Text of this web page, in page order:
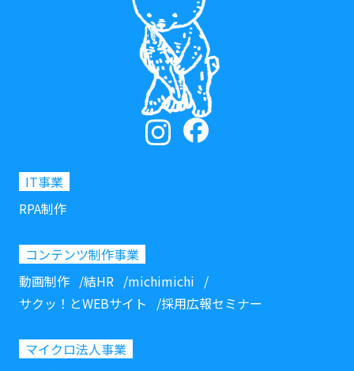
IT事業
RPA制作
コンテンツ制作事業
動画制作
結HR
michimichi
サクッ！とWEBサイト
採用広報セミナー
マイクロ法人事業